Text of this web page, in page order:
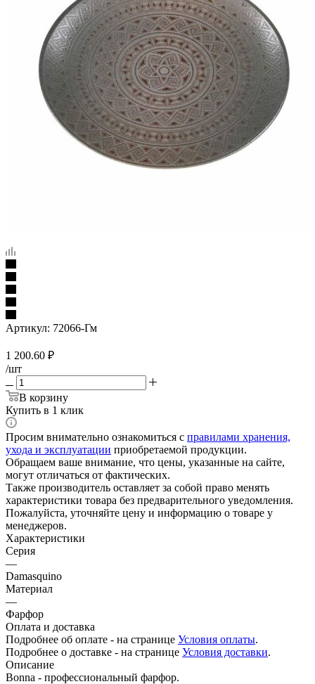
Артикул: 72066-Гм
1 200.60 ₽
/шт
В корзину
Купить в 1 клик
Просим внимательно ознакомиться с правилами хранения,
ухода и эксплуатации приобретаемой продукции.
Обращаем ваше внимание, что цены, указанные на сайте,
могут отличаться от фактических.
Также производитель оставляет за собой право менять
характеристики товара без предварительного уведомления.
Пожалуйста, уточняйте цену и информацию о товаре у
менеджеров.
Характеристики
Серия
—
Damasquino
Материал
—
Фарфор
Оплата и доставка
Подробнее об оплате - на странице Условия оплаты.
Подробнее о доставке - на странице Условия доставки.
Описание
Bonna - профессиональный фарфор.